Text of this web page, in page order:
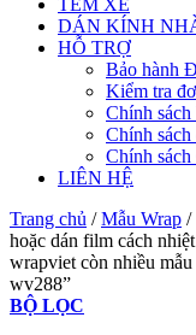
TEM XE
DÁN KÍNH
HỖ TRỢ
Bảo hành
Kiểm tra
Chính sách
Chính
Chính
LIÊN HỆ
Trang chủ / Mẫu Wrap /
hoặc dán film cách
wrapviet còn nhiều
wv288”
BỘ LỌC